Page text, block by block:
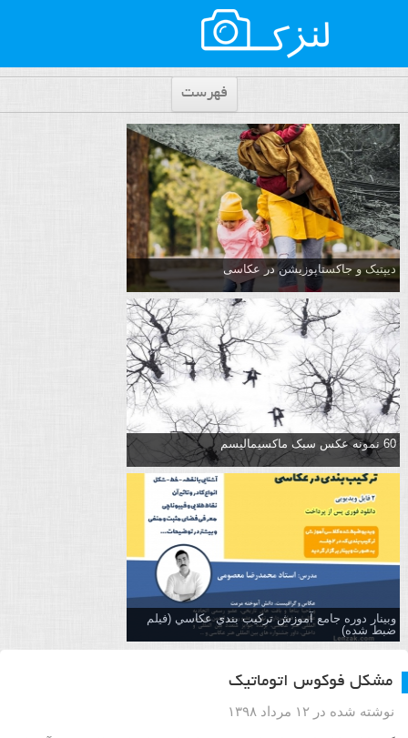
فهرست
دیپتیک و جاکستا‌پوزیشن در عکاسی
60 نمونه عکس سبک ماکسیمالیسم
وبینار دوره جامع آموزش تركيب بندي عكاسي (فیلم
ضبط شده)
مشکل فوکوس اتوماتیک
نوشته شده در ۱۲ مرداد ۱۳۹۸